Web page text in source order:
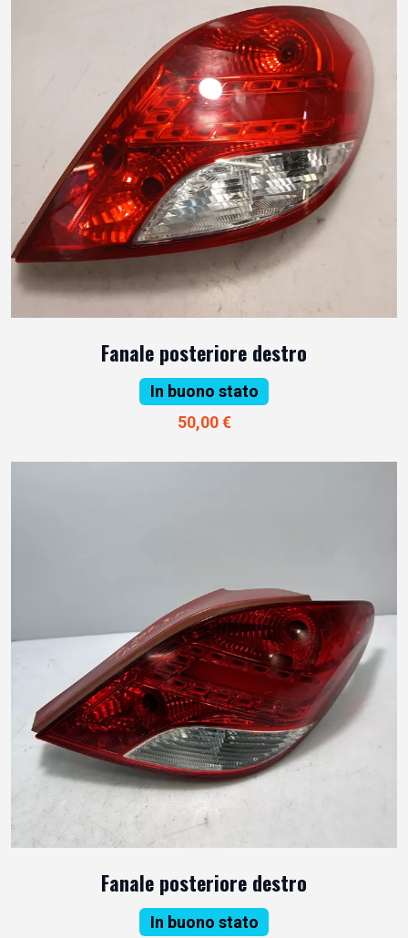
Fanale posteriore destro
In buono stato
50,00 €
Fanale posteriore destro
In buono stato